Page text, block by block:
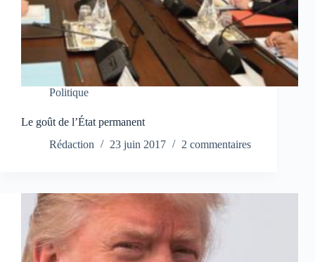
Politique
Le goût de l’État permanent
Rédaction
23 juin 2017 2 commentaires